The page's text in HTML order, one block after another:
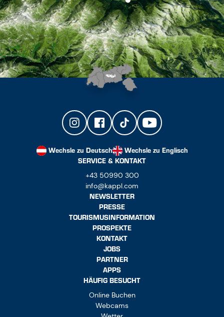
Wechsle zu Deutsch
Wechsle zu Englisch
SERVICE & KONTAKT
+43 50990 300
info@kappl.com
NEWSLETTER
PRESSE
TOURISMUSINFORMATION
PROSPEKTE
KONTAKT
JOBS
PARTNER
APPS
HÄUFIG BESUCHT
Online Buchen
Webcams